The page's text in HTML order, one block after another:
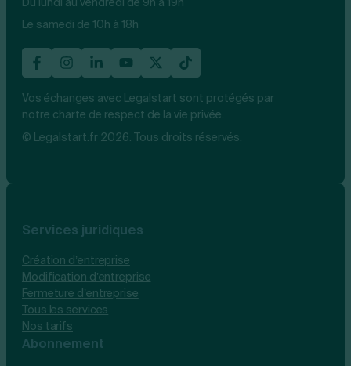
Le samedi de 10h à 18h
Vos échanges avec Legalstart sont protégés par
notre charte de respect de la vie privée.
© Legalstart.fr 2026. Tous droits réservés.
Services juridiques
Création d’entreprise
Modification d’entreprise
Fermeture d’entreprise
Tous les services
Nos tarifs
Abonnement